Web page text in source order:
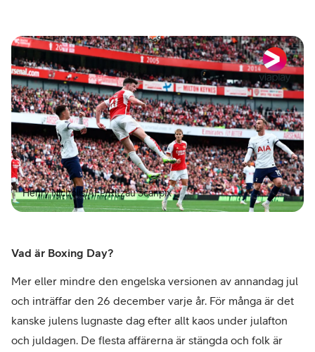
Henry Nicholls/AFP/Ritzau Scanpix
Vad är Boxing Day?
Mer eller mindre den engelska versionen av annandag jul
och inträffar den 26 december varje år. För många är det
kanske julens lugnaste dag efter allt kaos under julafton
och juldagen. De flesta affärerna är stängda och folk är